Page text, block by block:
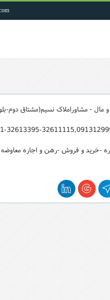
مال - مشاوراملاک نسیم(مشتاق دوم-
32613395-
-خرید و فروش -رهن و اجاره معاوضه